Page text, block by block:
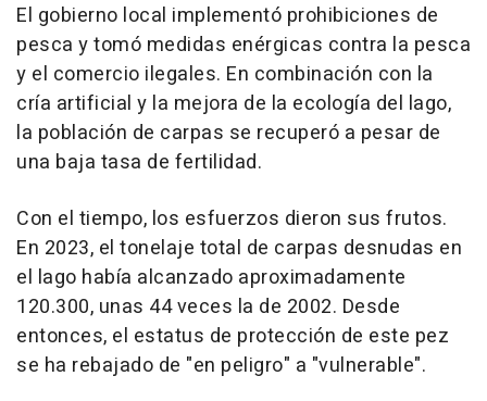
El gobierno local implementó prohibiciones de
pesca y tomó medidas enérgicas contra la pesca
y el comercio ilegales. En combinación con la
cría artificial y la mejora de la ecología del lago,
la población de carpas se recuperó a pesar de
una baja tasa de fertilidad.
Con el tiempo, los esfuerzos dieron sus frutos.
En 2023, el tonelaje total de carpas desnudas en
el lago había alcanzado aproximadamente
120.300, unas 44 veces la de 2002. Desde
entonces, el estatus de protección de este pez
se ha rebajado de "en peligro" a "vulnerable".